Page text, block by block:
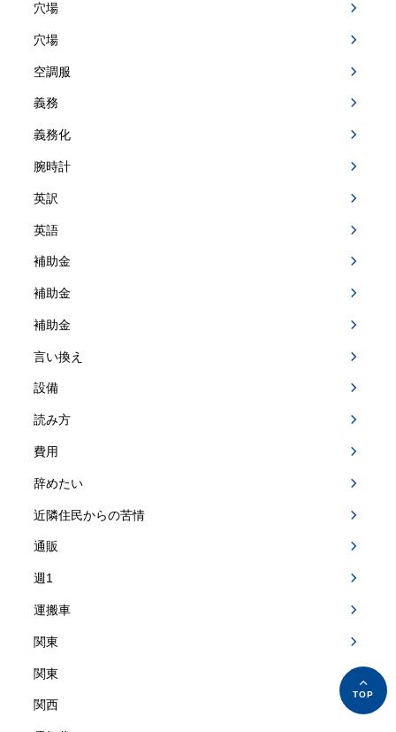
穴場
穴場
空調服
義務
義務化
腕時計
英訳
英語
補助金
補助金
補助金
言い換え
設備
読み方
費用
辞めたい
近隣住民からの苦情
通販
週1
運搬車
関東
関東
関西